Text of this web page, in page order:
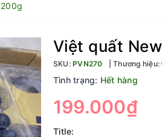
Việt quất
SKU: PVN270 Thương hiệu:
Tình trạng: Hết hàng
199.000₫
Title: